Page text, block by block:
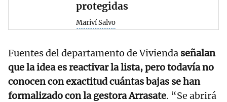
protegidas
Mariví Salvo
Fuentes del departamento de Vivienda señalan
que la idea es reactivar la lista, pero todavía no
conocen con exactitud cuántas bajas se han
formalizado con la gestora Arrasate. “Se abrirá